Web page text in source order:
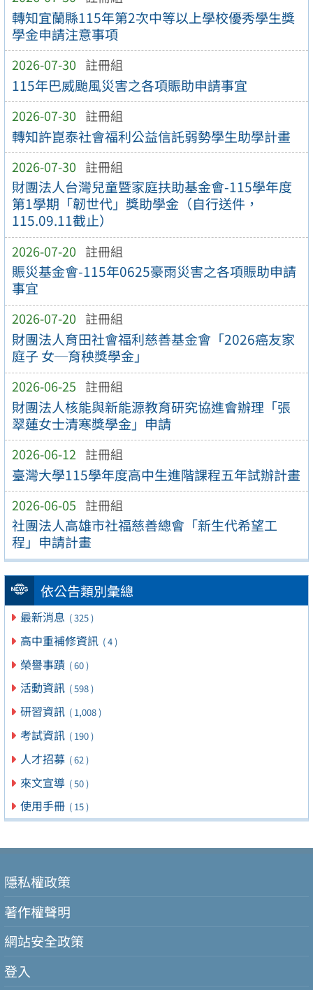
轉知宜蘭縣115年第2次中等以上學校優秀學生獎
學金申請注意事項
2026-07-30 註冊組
115年巴威颱風災害之各項賑助申請事宜
2026-07-30 註冊組
轉知許崑泰社會福利公益信託弱勢學生助學計畫
2026-07-30 註冊組
財團法人台灣兒童暨家庭扶助基金會-115學年度
第1學期「韌世代」獎助學金（自行送件，
115.09.11截止）
2026-07-20 註冊組
賑災基金會-115年0625豪雨災害之各項賑助申請
事宜
2026-07-20 註冊組
財團法人育田社會福利慈善基金會「2026癌友家
庭子 女─育秧獎學金」
2026-06-25 註冊組
財團法人核能與新能源教育研究協進會辦理「張
翠蓮女士清寒獎學金」申請
2026-06-12 註冊組
臺灣大學115學年度高中生進階課程五年試辦計畫
2026-06-05 註冊組
社團法人高雄市社福慈善總會「新生代希望工
程」申請計畫
依公告類別彙總
最新消息 ( 325 )
高中重補修資訊 ( 4 )
榮譽事蹟 ( 60 )
活動資訊 ( 598 )
研習資訊 ( 1,008 )
考試資訊 ( 190 )
人才招募 ( 62 )
來文宣導 ( 50 )
使用手冊 ( 15 )
隱私權政策
著作權聲明
網站安全政策
登入